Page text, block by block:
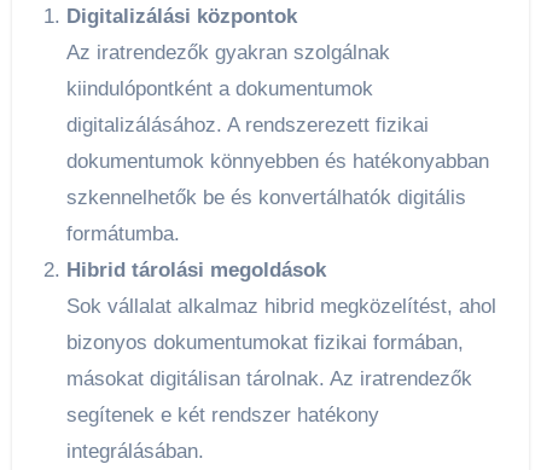
Digitalizálási központok
Az iratrendezők gyakran szolgálnak
kiindulópontként a dokumentumok
digitalizálásához. A rendszerezett fizikai
dokumentumok könnyebben és hatékonyabban
szkennelhetők be és konvertálhatók digitális
formátumba.
Hibrid tárolási megoldások
Sok vállalat alkalmaz hibrid megközelítést, ahol
bizonyos dokumentumokat fizikai formában,
másokat digitálisan tárolnak. Az iratrendezők
segítenek e két rendszer hatékony
integrálásában.